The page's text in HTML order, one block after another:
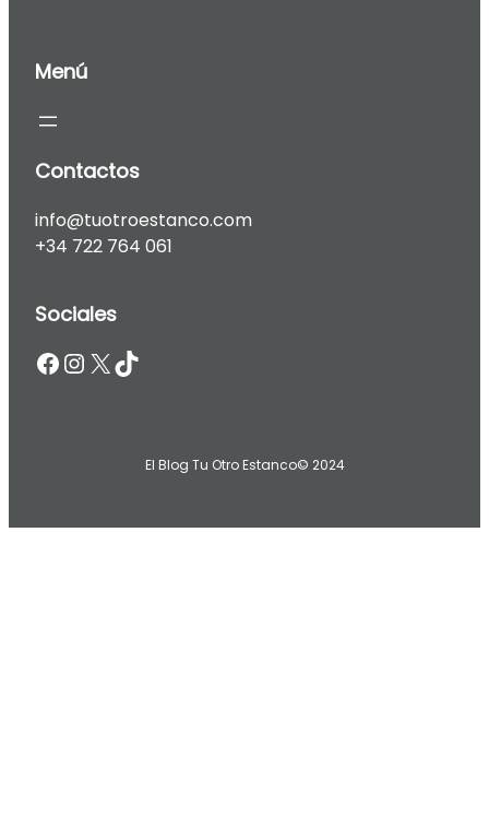
Menú
Contactos
info@tuotroestanco.com
+34 722 764 061
Sociales
Facebook InstagramX TikTok
El Blog Tu Otro Estanco© 2024